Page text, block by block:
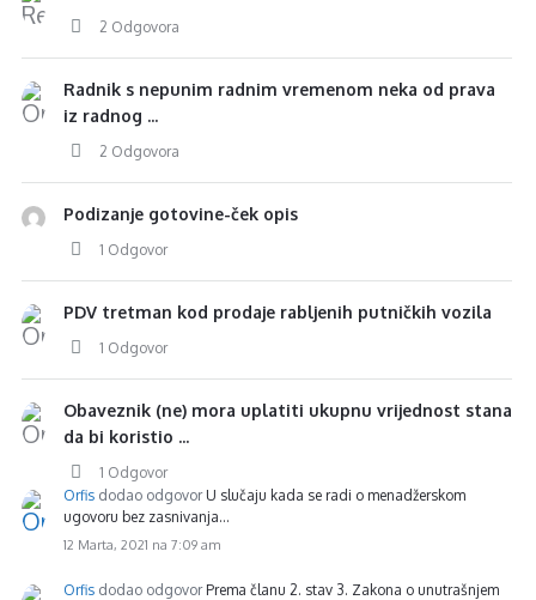
2 Odgovora
Radnik s nepunim radnim vremenom neka od prava
iz radnog ...
2 Odgovora
Podizanje gotovine-ček opis
1 Odgovor
PDV tretman kod prodaje rabljenih putničkih vozila
1 Odgovor
Obaveznik (ne) mora uplatiti ukupnu vrijednost stana
da bi koristio ...
1 Odgovor
Orfis dodao odgovor U slučaju kada se radi o menadžerskom
ugovoru bez zasnivanja…
12 Marta, 2021 na 7:09 am
Orfis dodao odgovor Prema članu 2. stav 3. Zakona o unutrašnjem